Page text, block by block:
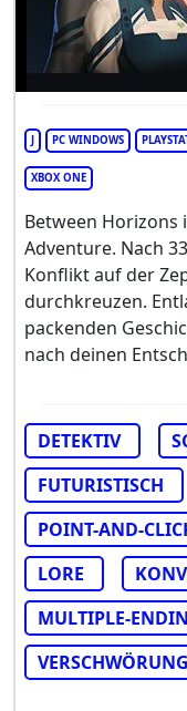
J PC WINDOWS
XBOX ONE
Between Horizons
Adventure. Nach
Konflikt auf der
durchkreuzen.
packenden
nach deinen
DETEKTIV
FUTURISTISCH
POINT-AND-
LORE
MULTIPLE-
VERSCHWÖRUNG